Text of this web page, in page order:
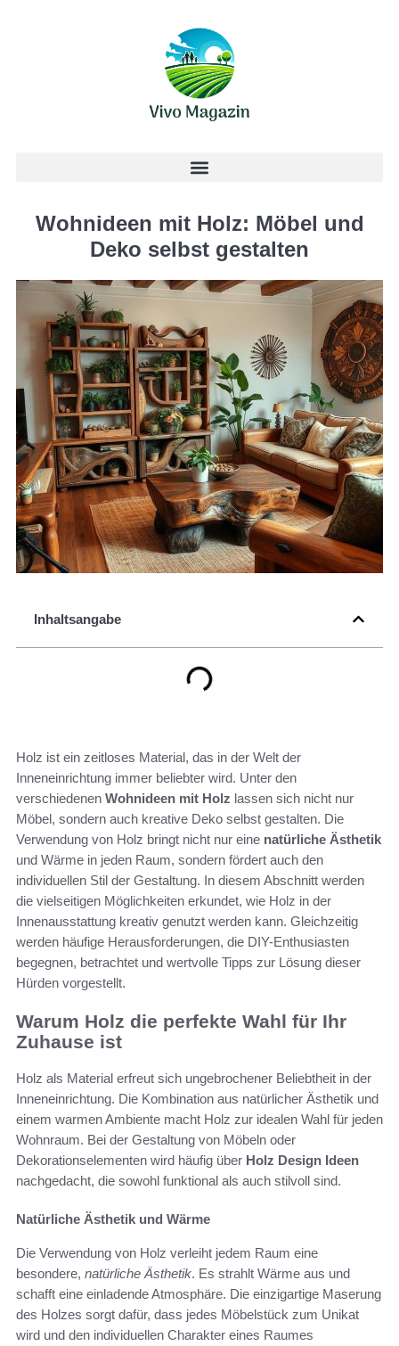
Wohnideen mit Holz: Möbel und
Deko selbst gestalten
Inhaltsangabe
Holz ist ein zeitloses Material, das in der Welt der
Inneneinrichtung immer beliebter wird. Unter den
verschiedenen Wohnideen mit Holz lassen sich nicht nur
Möbel, sondern auch kreative Deko selbst gestalten. Die
Verwendung von Holz bringt nicht nur eine natürliche Ästhetik
und Wärme in jeden Raum, sondern fördert auch den
individuellen Stil der Gestaltung. In diesem Abschnitt werden
die vielseitigen Möglichkeiten erkundet, wie Holz in der
Innenausstattung kreativ genutzt werden kann. Gleichzeitig
werden häufige Herausforderungen, die DIY-Enthusiasten
begegnen, betrachtet und wertvolle Tipps zur Lösung dieser
Hürden vorgestellt.
Warum Holz die perfekte Wahl für Ihr
Zuhause ist
Holz als Material erfreut sich ungebrochener Beliebtheit in der
Inneneinrichtung. Die Kombination aus natürlicher Ästhetik und
einem warmen Ambiente macht Holz zur idealen Wahl für jeden
Wohnraum. Bei der Gestaltung von Möbeln oder
Dekorationselementen wird häufig über Holz Design Ideen
nachgedacht, die sowohl funktional als auch stilvoll sind.
Natürliche Ästhetik und Wärme
Die Verwendung von Holz verleiht jedem Raum eine
besondere, natürliche Ästhetik. Es strahlt Wärme aus und
schafft eine einladende Atmosphäre. Die einzigartige Maserung
des Holzes sorgt dafür, dass jedes Möbelstück zum Unikat
wird und den individuellen Charakter eines Raumes